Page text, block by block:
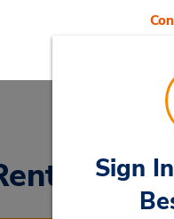
a Car
Sign